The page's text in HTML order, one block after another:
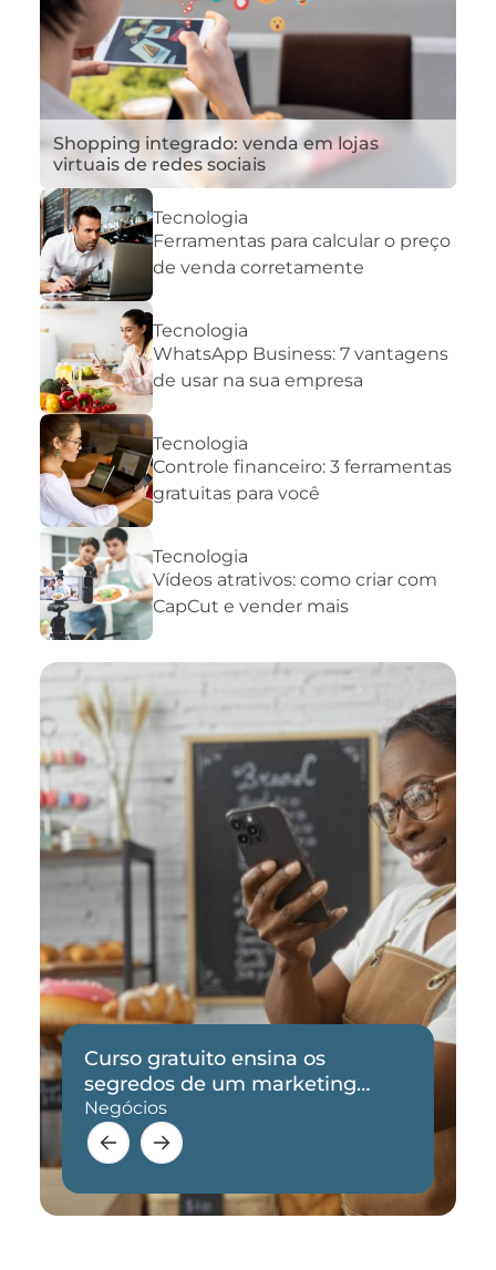
Shopping integrado: venda em lojas
virtuais de redes sociais
Tecnologia
Ferramentas para calcular o preço
de venda corretamente
Tecnologia
WhatsApp Business: 7 vantagens
de usar na sua empresa
Tecnologia
Controle financeiro: 3 ferramentas
gratuitas para você
Tecnologia
Vídeos atrativos: como criar com
CapCut e vender mais
Curso gratuito ensina os
segredos de um marketing
eficaz
Negócios